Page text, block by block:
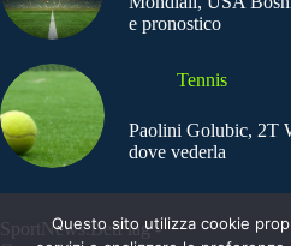
e pronostico
Tennis
Paolini Golubic, 2T
dove vederla
SportNews.BetFlag -
Questo sito utilizza cookie